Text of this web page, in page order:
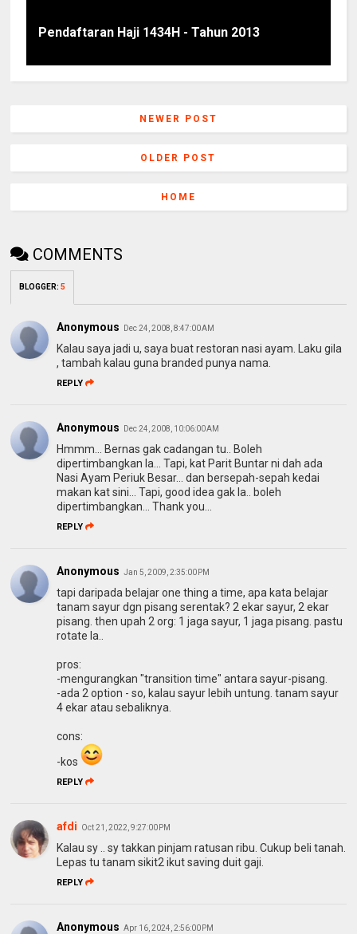
Pendaftaran Haji 1434H - Tahun 2013
NEWER POST
OLDER POST
HOME
COMMENTS
BLOGGER:5
Anonymous Dec 24, 2008, 8:47:00 AM
Kalau saya jadi u, saya buat restoran nasi ayam. Laku gila
, tambah kalau guna branded punya nama.
REPLY
Anonymous Dec 24, 2008, 10:06:00 AM
Hmmm... Bernas gak cadangan tu.. Boleh
dipertimbangkan la... Tapi, kat Parit Buntar ni dah ada
Nasi Ayam Periuk Besar... dan bersepah-sepah kedai
makan kat sini... Tapi, good idea gak la.. boleh
dipertimbangkan... Thank you...
REPLY
Anonymous Jan 5, 2009, 2:35:00 PM
tapi daripada belajar one thing a time, apa kata belajar
tanam sayur dgn pisang serentak? 2 ekar sayur, 2 ekar
pisang. then upah 2 org: 1 jaga sayur, 1 jaga pisang. pastu
rotate la..
pros:
-mengurangkan "transition time" antara sayur-pisang.
-ada 2 option - so, kalau sayur lebih untung. tanam sayur
4 ekar atau sebaliknya.
cons:
-kos
REPLY
afdi Oct 21, 2022, 9:27:00 PM
Kalau sy .. sy takkan pinjam ratusan ribu. Cukup beli tanah.
Lepas tu tanam sikit2 ikut saving duit gaji.
REPLY
Anonymous Apr 16, 2024, 2:56:00 PM